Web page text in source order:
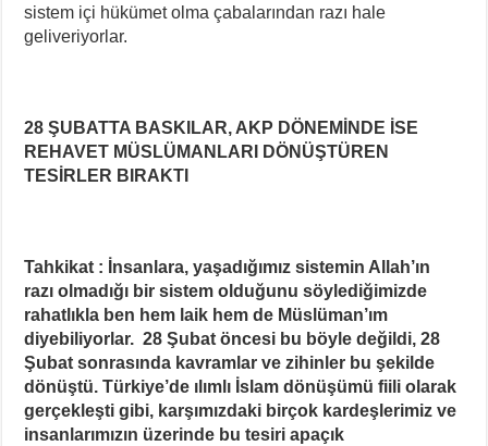
sistem içi hükümet olma çabalarından razı hale
geliveriyorlar.
28 ŞUBATTA BASKILAR, AKP DÖNEMİNDE İSE
REHAVET MÜSLÜMANLARI DÖNÜŞTÜREN
TESİRLER BIRAKTI
Tahkikat : İnsanlara, yaşadığımız sistemin Allah’ın
razı olmadığı bir sistem olduğunu söylediğimizde
rahatlıkla ben hem laik hem de Müslüman’ım
diyebiliyorlar. 28 Şubat öncesi bu böyle değildi, 28
Şubat sonrasında kavramlar ve zihinler bu şekilde
dönüştü. Türkiye’de ılımlı İslam dönüşümü fiili olarak
gerçekleşti gibi, karşımızdaki birçok kardeşlerimiz ve
insanlarımızın üzerinde bu tesiri apaçık